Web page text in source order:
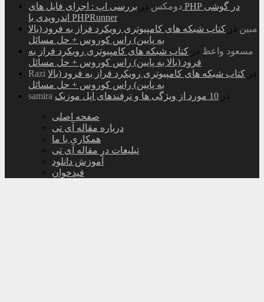
دومکس در بررسی اپ : اجرای فایل های PHP در گوشی
اندرویدی با PHPRunner
مبین در کتاب شبکه های کامپیوتری رویکرد فراز به فرود (بالا
به پایین) راس کوروس + حل مسائل
مسعود واعظ در کتاب شبکه های کامپیوتری رویکرد فراز به
فرود (بالا به پایین) راس کوروس + حل مسائل
Razi
در کتاب شبکه های کامپیوتری رویکرد فراز به فرود (بالا
به پایین) راس کوروس + حل مسائل
samira
در 10 مورد از ویژگی ها و ترفندهای اپل موزیک
صفحه اصلی
درباره مقاله آی تی
همکاری با ما
تبلیغات در مقاله آی تی
آموزش دانلود
فیدخوان